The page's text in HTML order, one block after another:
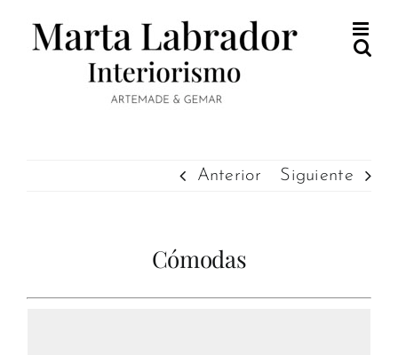
Anterior Siguiente
Cómodas